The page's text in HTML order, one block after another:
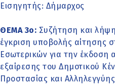
Εισηγητής: Δήμαρχος
ΘΕΜΑ 3o: Συζήτηση και
έγκριση υποβολής αίτησης
Εσωτερικών για την έκδοση
εξαίρεσης του Δημοτικού
Προστασίας και